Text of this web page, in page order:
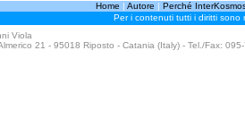
Home | Autore | Perché
Per i contenuti tutti i diritti sono
Viola
21 - 95018 Riposto - Catania (Italy) - Tel./Fax: